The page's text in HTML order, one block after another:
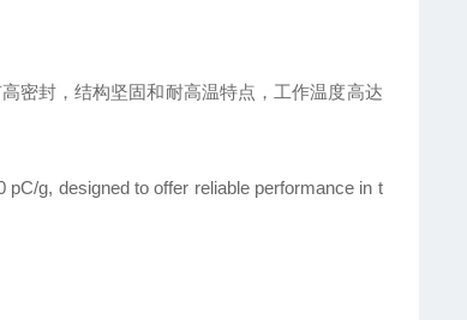
密封，结构坚固和耐高温特点，工作温度高达
g, designed to offer reliable performance in t